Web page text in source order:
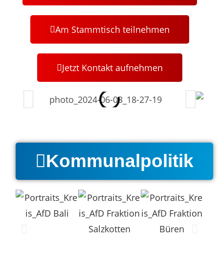
Am Stammtisch teilnehmen
Jetzt Kontakt aufnehmen
Kommunalpolitik